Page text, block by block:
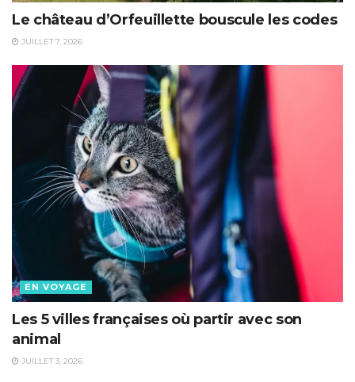
Le château d’Orfeuillette bouscule les codes
JUILLET 7, 2026
EN VOYAGE
Les 5 villes françaises où partir avec son
animal
JUILLET 3, 2026